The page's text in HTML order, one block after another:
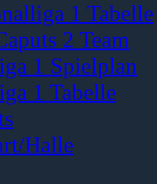
1 Tabelle
2 Team
1 Spielplan
1 Tabelle
Halle